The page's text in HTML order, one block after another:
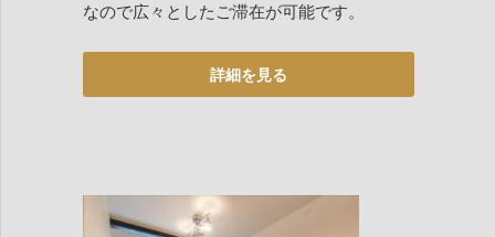
なので広々としたご滞在が可能です。